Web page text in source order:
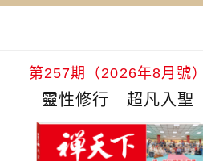
第257期（2026年8月號）
靈性修行 超凡入聖